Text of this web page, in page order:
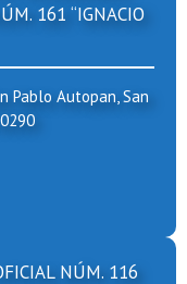
161 “IGNACIO
Pablo Autopan, San
NÚM. 116